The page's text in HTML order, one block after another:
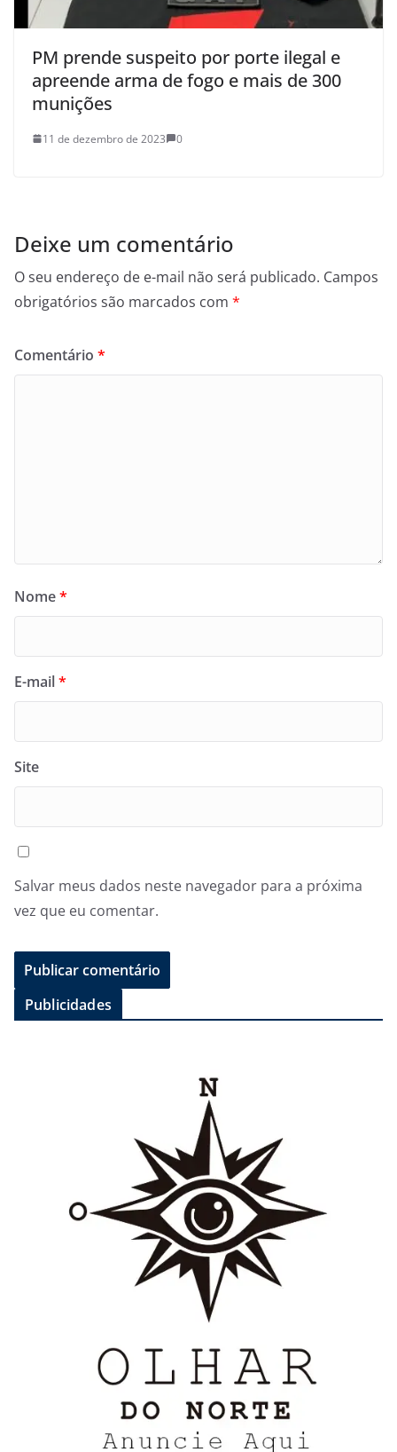
PM prende suspeito por porte ilegal e
apreende arma de fogo e mais de 300
munições
11 de dezembro de 2023 0
Deixe um comentário
O seu endereço de e-mail não será publicado. Campos
obrigatórios são marcados com *
Comentário *
Nome*
E-mail*
Site
Salvar meus dados neste navegador para a próxima
vez que eu comentar.
Publicidades